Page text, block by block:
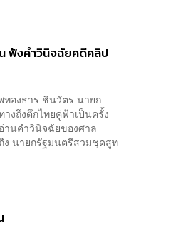
น ฟังคำวินิจฉัยคดีคลิป
ทองธาร ชินวัตร นายก
งถึงตึกไทยคู่ฟ้าเป็นครั้ง
านคำวินิจฉัยของศาล
นายกรัฐมนตรีสวมชุดสูท